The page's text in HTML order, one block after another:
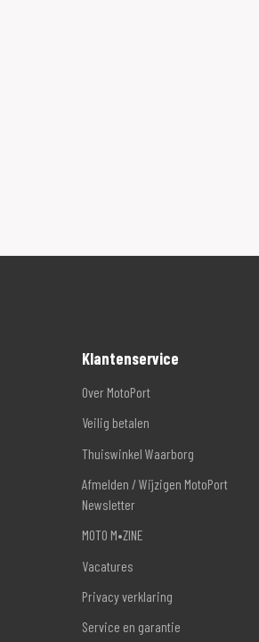
Klantenservice
Over MotoPort
Veilig betalen
Thuiswinkel Waarborg
Afmelden / Wijzigen MotoPort
Newsletter
MOTO M•ZINE
Vacatures
Privacy verklaring
Service en garantie